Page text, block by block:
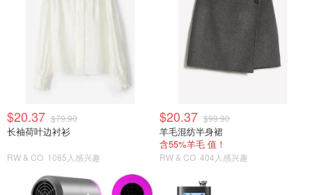
$20.37 $79.90
长袖荷叶边衬衫
RW & CO 1085人感兴趣
$20.37 $99.90
羊毛混纺半身裙
含55%羊毛 值！
RW & CO 404人感兴趣